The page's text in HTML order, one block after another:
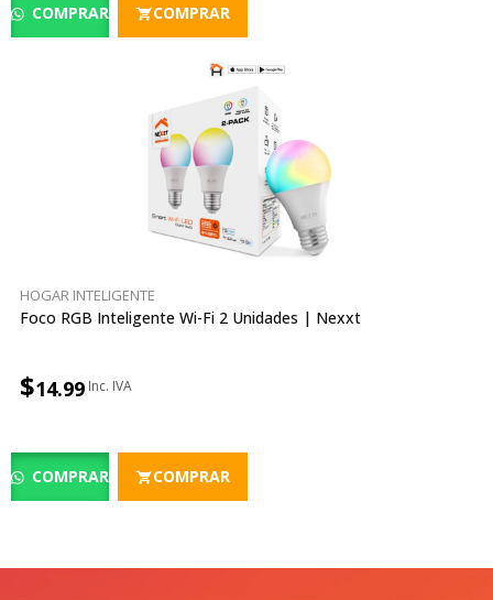
COMPRAR COMPRAR
HOGAR INTELIGENTE
Foco RGB Inteligente Wi-Fi 2 Unidades | Nexxt
$14.99
COMPRAR COMPRAR